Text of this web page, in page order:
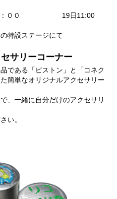
、14：００ 19日11:00
特設ステージにて
サリーコーナー
である「ピストン」と「コネク
簡単なオリジナルアクセサリー
、一緒に自分だけのアクセサリ
い。